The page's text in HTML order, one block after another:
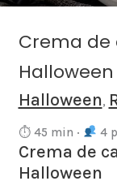
Crema
Halloween
Halloween,
⏱ 45 min · 4
Crema de
Halloween